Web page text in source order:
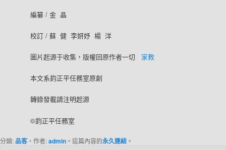
編纂 / 金 晶
校訂 / 蘇 健 李妍妤 楊 洋
圖片起源于收集，版權回原作者一切 家教
本文系鈞正平任務室原創
轉錄發載請注明起源
©鈞正平任務室
分類: 品客 ，作者:admin 。這篇內容的永久連結 。